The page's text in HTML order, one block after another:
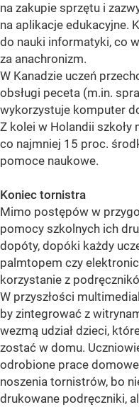
na zakupie sprzętu i
na aplikacje edukacyjne.
do nauki informatyki, co
za anachronizm.
W Kanadzie uczeń
obsługi peceta (m.in.
wykorzystuje komputer
Z kolei w Holandii szkoły
co najmniej 15 proc.
pomoce naukowe.
Koniec tornistra
Mimo postępów w
pomocy szkolnych ich
dopóty, dopóki każdy
palmtopem czy
korzystanie z
W przyszłości
by zintegrować z
wezmą udział dzieci,
zostać w domu.
odrobione prace
noszenia tornistrów, bo
drukowane podręczniki,